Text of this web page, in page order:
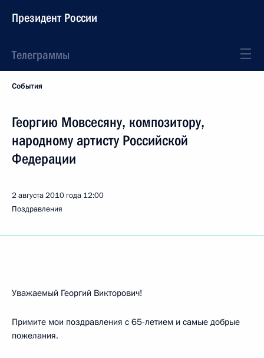
Президент России
Телеграммы
События
Георгию Мовсесяну, композитору,
народному артисту Российской
Федерации
2 августа 2010 года 12:00
Поздравления
Уважаемый Георгий Викторович!
Примите мои поздравления с 65-летием и самые добрые
пожелания.